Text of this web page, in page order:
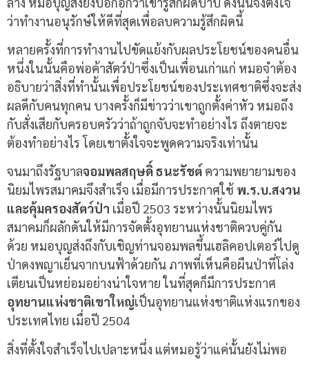
ว่าทำงานอนุรักษ์ให้ดีที่สุดเพื่อลบความรู้สึกผิดนี้
หลายครั้งที่การทำงานไปขัดแย้งกับผลประโยชน์ของคนอื่น
หนึ่งในนั้นคือพ่อค้าสัตว์ป่าซึ่งเป็นเพื่อนเก่าแก่ หมอจำต้อง
อธิบายว่าสิ่งที่ทำนั้นเพื่อประโยชน์ของประเทศชาติซึ่งจะส่ง
ผลดีกับคนทุกคน บางครั้งก็มีข่าวว่าเขาถูกตั้งค่าหัว หมอถึง
กับสั่งเสียกับครอบครัวว่าถ้าถูกจับจะทำอย่างไร ถึงตายจะ
ต้องทำอย่างไร โดยเขาตั้งใจจะพูดความจริงเท่านั้น
จนมาถึงรัฐบาลจอมพลสฤษดิ์ ธนะรัชต์ ความพยายามของ
นิยมไพรสมาคมจึงสำเร็จ เมื่อมีการประกาศใช้ พ.ร.บ.สงวน
และคุ้มครองสัตว์ป่า เมื่อปี 2503 ระหว่างนั้นนิยมไพร
สมาคมก็ผลักดันให้มีการจัดตั้งอุทยานแห่งชาติควบคู่กัน
ด้วย หมอบุญส่งถึงกับเชิญท่านจอมพลขึ้นเฮลิคอปเตอร์ไปดู
ป่าดงพญาเย็นจากบนฟ้าด้วยกัน ภาพที่เห็นคือผืนป่าที่โล่ง
เตียนเป็นหย่อมอย่างน่าใจหาย ในที่สุดก็มีการประกาศ
อุทยานแห่งชาติเขาใหญ่เป็นอุทยานแห่งชาติแห่งแรกของ
ประเทศไทย เมื่อปี 2504
สิ่งที่ตั้งใจสำเร็จไปเปลาะหนึ่ง แต่หมอรู้ว่าแค่นั้นยังไม่พอ